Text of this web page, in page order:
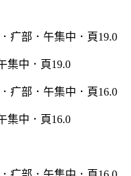
集中．頁19.0
集中．頁16.0